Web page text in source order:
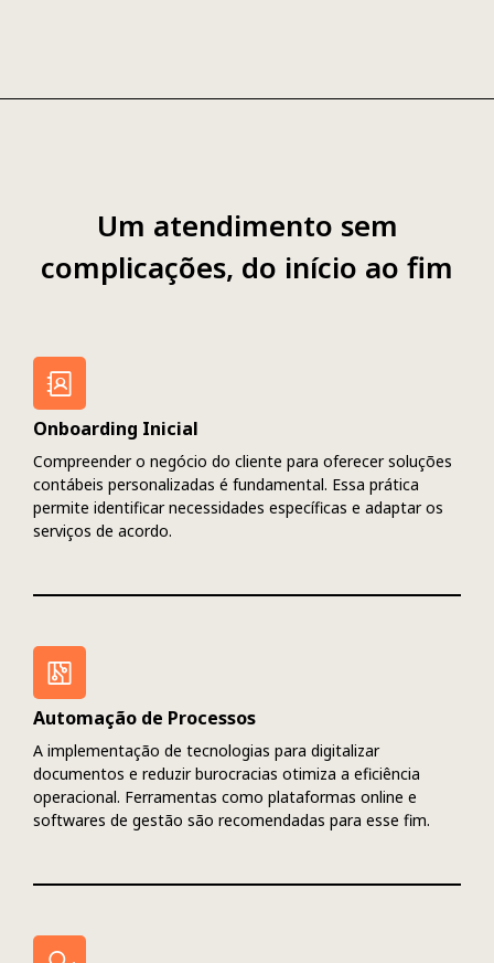
Um atendimento sem
complicações, do início ao fim
Onboarding Inicial
Compreender o negócio do cliente para oferecer soluções
contábeis personalizadas é fundamental. Essa prática
permite identificar necessidades específicas e adaptar os
serviços de acordo.
Automação de Processos
A implementação de tecnologias para digitalizar
documentos e reduzir burocracias otimiza a eficiência
operacional. Ferramentas como plataformas online e
softwares de gestão são recomendadas para esse fim.